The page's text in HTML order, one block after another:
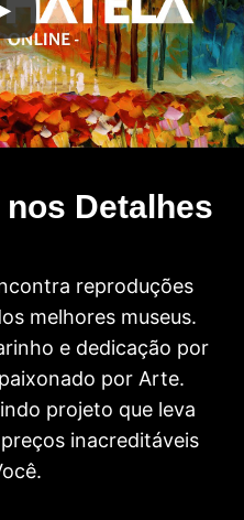
Detalhes
reproduções
melhores museus.
e dedicação por
por Arte.
projeto que leva
inacreditáveis